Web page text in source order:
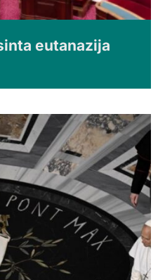
eutanazija